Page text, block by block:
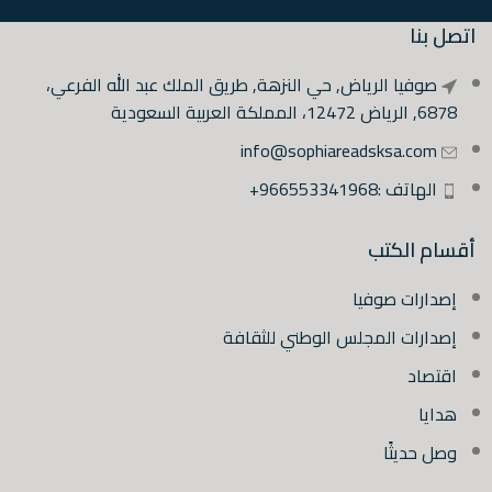
اتصل بنا
صوفيا الرياض, حي النزهة, طريق الملك عبد الله الفرعي،
6878, الرياض 12472، المملكة العربية السعودية
info@sophiareadsksa.com
الهاتف :966553341968+
أقسام الكتب
إصدارات صوفيا
إصدارات المجلس الوطني للثقافة
اقتصاد
هدايا
وصل حديثًا